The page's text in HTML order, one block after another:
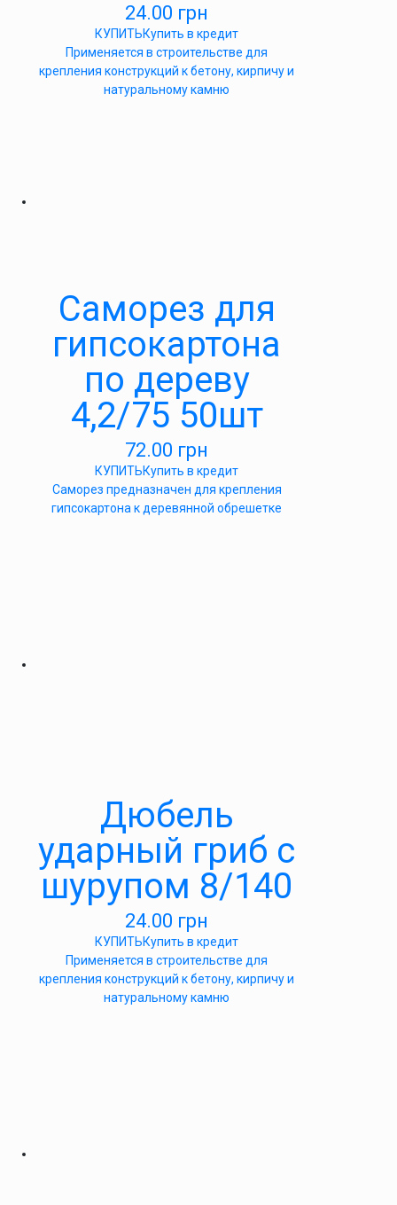
24.00 грн
КУПИТЬКупить в кредит
Применяется в строительстве для
крепления конструкций к бетону, кирпичу и
натуральному камню
Саморез для
гипсокартона
по дереву
4,2/75 50шт
72.00 грн
КУПИТЬКупить в кредит
Саморез предназначен для крепления
гипсокартона к деревянной обрешетке
Дюбель
ударный гриб с
шурупом 8/140
24.00 грн
КУПИТЬКупить в кредит
Применяется в строительстве для
крепления конструкций к бетону, кирпичу и
натуральному камню